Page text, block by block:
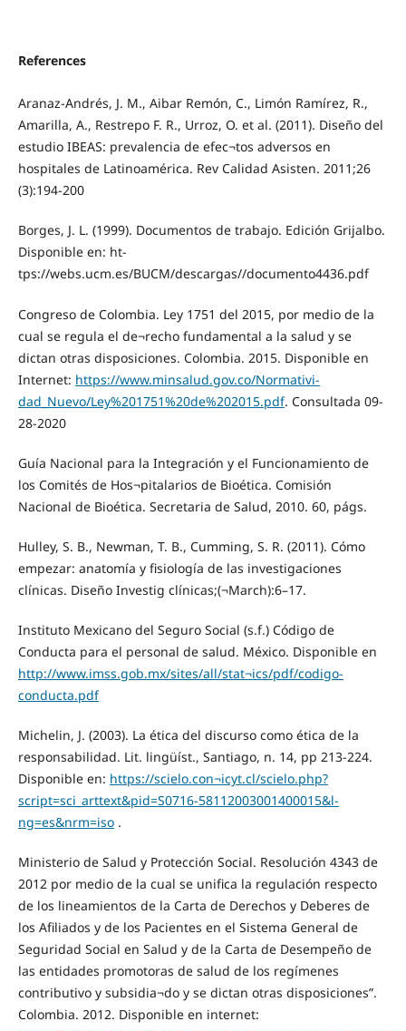
References
Aranaz-Andrés, J. M., Aibar Remón, C., Limón Ramírez, R.,
Amarilla, A., Restrepo F. R., Urroz, O. et al. (2011). Diseño del
estudio IBEAS: prevalencia de efec¬tos adversos en
hospitales de Latinoamérica. Rev Calidad Asisten. 2011;26
(3):194-200
Borges, J. L. (1999). Documentos de trabajo. Edición Grijalbo.
Disponible en: ht-
tps://webs.ucm.es/BUCM/descargas//documento4436.pdf
Congreso de Colombia. Ley 1751 del 2015, por medio de la
cual se regula el de¬recho fundamental a la salud y se
dictan otras disposiciones. Colombia. 2015. Disponible en
Internet: https://www.minsalud.gov.co/Normativi-
dad_Nuevo/Ley%201751%20de%202015.pdf. Consultada 09-
28-2020
Guía Nacional para la Integración y el Funcionamiento de
los Comités de Hos¬pitalarios de Bioética. Comisión
Nacional de Bioética. Secretaria de Salud, 2010. 60, págs.
Hulley, S. B., Newman, T. B., Cumming, S. R. (2011). Cómo
empezar: anatomía y fisiología de las investigaciones
clínicas. Diseño Investig clínicas;(¬March):6–17.
Instituto Mexicano del Seguro Social (s.f.) Código de
Conducta para el personal de salud. México. Disponible en
http://www.imss.gob.mx/sites/all/stat¬ics/pdf/codigo-
conducta.pdf
Michelin, J. (2003). La ética del discurso como ética de la
responsabilidad. Lit. lingüíst., Santiago, n. 14, pp 213-224.
Disponible en: https://scielo.con¬icyt.cl/scielo.php?
script=sci_arttext&pid=S0716-58112003001400015&l-
ng=es&nrm=iso.
Ministerio de Salud y Protección Social. Resolución 4343 de
2012 por medio de la cual se unifica la regulación respecto
de los lineamientos de la Carta de Derechos y Deberes de
los Afiliados y de los Pacientes en el Sistema General de
Seguridad Social en Salud y de la Carta de Desempeño de
las entidades promotoras de salud de los regímenes
contributivo y subsidia¬do y se dictan otras disposiciones”.
Colombia. 2012. Disponible en internet: